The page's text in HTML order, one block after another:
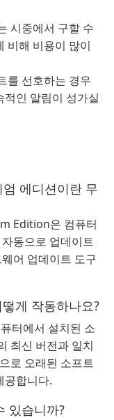
시중에서 구할 수
비해 비용이 많이
를 선호하는 경우
인 알림이 성가실
에디션이란 무
Edition은 컴퓨터
동으로 업데이트
어 업데이트 도구
게 작동하나요?
터에서 설치된 소
최신 버전과 일치
로 오래된 소프트
공합니다.
있습니까?